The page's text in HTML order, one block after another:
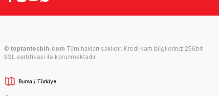
© toptantesbih.com Tüm hakları saklıdır. Kredi kartı bilgileriniz 256bit
SSL sertifikası ile korunmaktadır.
Bursa / Türkiye